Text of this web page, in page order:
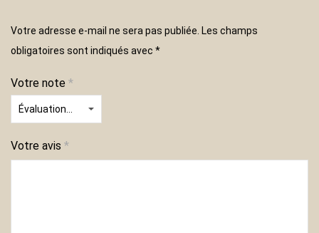
Votre adresse e-mail ne sera pas publiée. Les champs
obligatoires sont indiqués avec *
Votre note *
Votre avis *